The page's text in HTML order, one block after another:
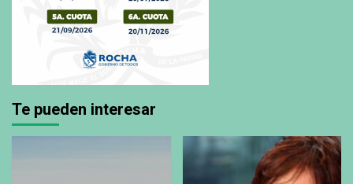
Te pueden interesar